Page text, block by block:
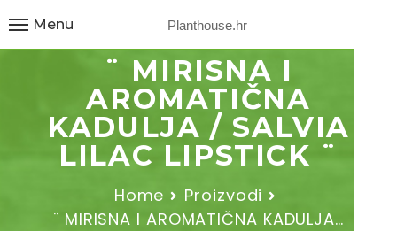
Planthouse.hr
Menu
¨ MIRISNA I
AROMATIČNA
KADULJA / SALVIA
LILAC LIPSTICK ¨
Home
Proizvodi
¨ MIRISNA I AROMATIČNA KADULJA…